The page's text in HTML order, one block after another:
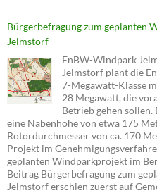
Bürgerbefragung zum geplanten
Jelmstorf
EnBW-Windpark
Jelmstorf plant die
7-Megawatt-Klasse
28 Megawatt, die
Betrieb gehen
eine Nabenhöhe von etwa 175
Rotordurchmesser von ca. 170
Projekt im
geplanten Windparkprojekt im
Beitrag Bürgerbefragung zum
Jelmstorf erschien zuerst auf